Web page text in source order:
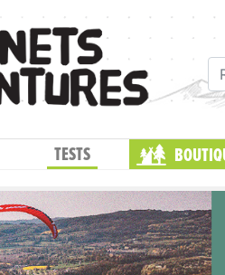
TESTS